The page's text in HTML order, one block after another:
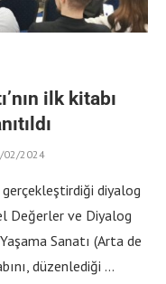
ilk kitabı
02/2024
gerçekleştirdiği diyalog
Değerler ve Diyalog
Sanatı (Arta de
düzenlediği …